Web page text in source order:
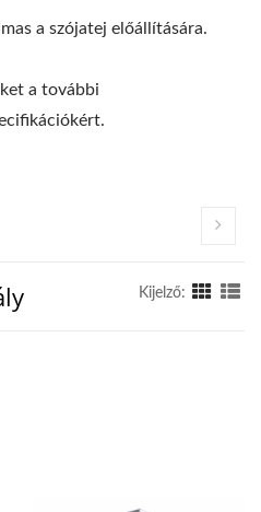
a szójatej előállítására.
a további
Kijelző: